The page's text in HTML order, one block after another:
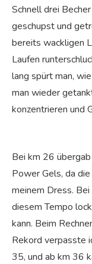
Schnell drei
geschupst und
bereits wackligen
Laufen
lang spürt man,
man wieder
konzentrieren und
Bei km 26
Power Gels, da
meinem Dress.
diesem Tempo
kann. Beim
Rekord verpasste
35, und ab km 36